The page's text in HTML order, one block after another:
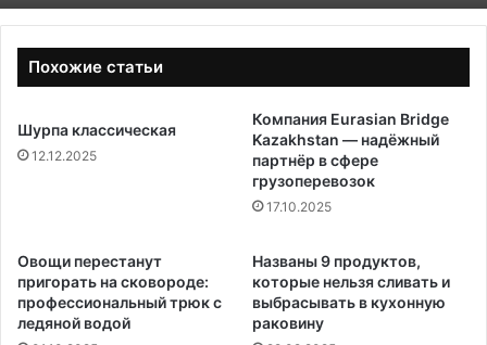
Похожие статьи
Шурпа классическая
12.12.2025
Компания Eurasian Bridge
Kazakhstan — надёжный
партнёр в сфере
грузоперевозок
17.10.2025
Овощи перестанут
пригорать на сковороде:
профессиональный трюк с
ледяной водой
Названы 9 продуктов,
которые нельзя сливать и
выбрасывать в кухонную
раковину